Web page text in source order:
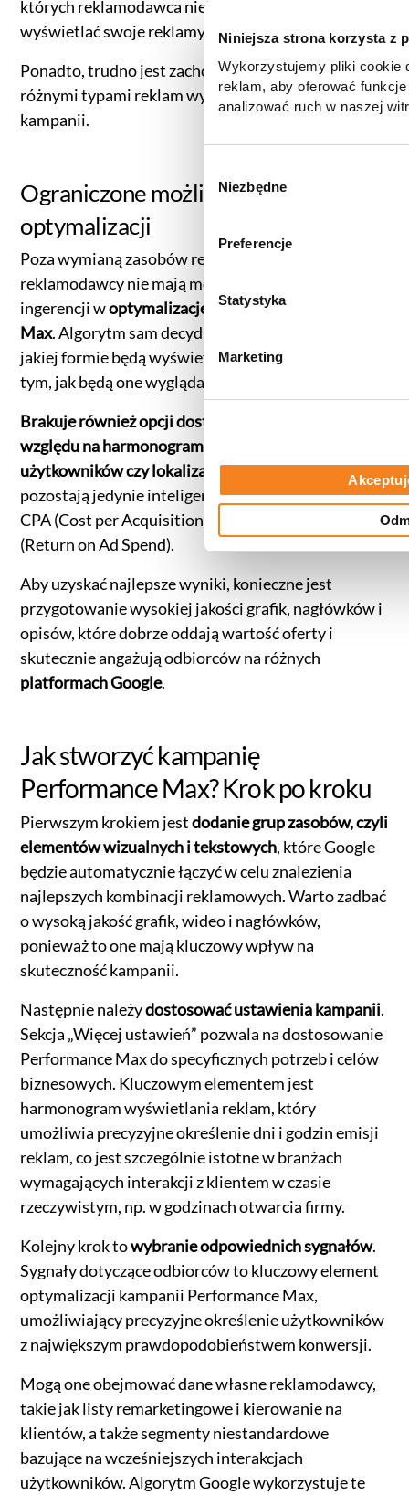
Niniejsza strona korzysta z
Wykorzystujemy pliki cookie
reklam, aby oferować
analizować ruch w naszej
zgody, udostępniamy
informacje z innymi danymi
znajdą Państwo klikając w
prywatności
r
o
y
Niezbędne
Preferencje
Statystyka
Marketing
których reklamodawca niekoniecznie chciałby
wyświetlać swoje reklamy.
Ponadto, trudno jest zachować równowagę między
różnymi typami reklam wyświetlanych w ramach
kampanii.
Ograniczone możliwości
optymalizacji
Poza wymianą zasobów reklamowych,
reklamodawcy nie mają możliwości bezpośredniej
ingerencji woptymalizację kampanii Performance
Max. Algorytm sam decyduje o tym, kiedy, gdzie i w
jakiej formie będą wyświetlane reklamy, a także o
tym, jak będą one wyglądały.
Brakuje również opcji dostosowywania stawek ze
względu na harmonogram, urządzenia,
użytkowników czy lokalizację. Do dyspozycji
pozostają jedynie inteligentne strategie, takie jak
CPA (Cost per Acquisition) czy docelowy
(Return on Ad Spend).
Aby uzyskać najlepsze wyniki, konieczne jest
przygotowanie wysokiej jakości grafik, nagłówków i
opisów, które dobrze oddają wartość oferty i
skutecznie angażują odbiorców na różnych
platformach Google.
Jak stworzyć kampanię
Performance Max? Krok po kroku
Pierwszym krokiem jestdodanie grup zasobów, czyli
elementów wizualnych i tekstowych, które Google
będzie automatycznie łączyć w celu znalezienia
najlepszych kombinacji reklamowych. Warto zadbać
o wysoką jakość grafik, wideo i nagłówków,
ponieważ to one mają kluczowy wpływ na
skuteczność kampanii.
Następnie należydostosować ustawienia kampanii.
Sekcja „Więcej ustawień” pozwala na dostosowanie
Performance Max do specyficznych potrzeb i celów
biznesowych. Kluczowym elementem jest
harmonogram wyświetlania reklam, który
umożliwia precyzyjne określenie dni i godzin emisji
reklam, co jest szczególnie istotne w branżach
wymagających interakcji z klientem w czasie
rzeczywistym, np. w godzinach otwarcia firmy.
Kolejny krok towybranie odpowiednich sygnałów.
Sygnały dotyczące odbiorców to kluczowy element
optymalizacji kampanii Performance Max,
umożliwiający precyzyjne określenie użytkowników
z największym prawdopodobieństwem konwersji.
Mogą one obejmować dane własne reklamodawcy,
takie jak listy remarketingowe i kierowanie na
klientów, a także segmenty niestandardowe
bazujące na wcześniejszych interakcjach
użytkowników. Algorytm Google wykorzystuje te